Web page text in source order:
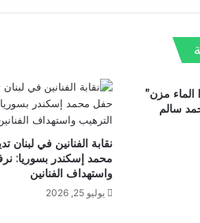
الماء مزن”
سالم
نقابة الفنانين في لبنان
محمد إسكندر بسوريا:
واستهداف الفنانين
يوليو 25, 2026